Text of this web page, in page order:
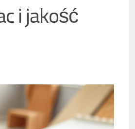
i jakość